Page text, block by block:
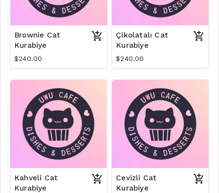
Brownie Cat
Kurabiye
$240.00
Çikolatalı Cat
Kurabiye
$240.00
Kahveli Cat
Kurabiye
Cevizli Cat
Kurabiye